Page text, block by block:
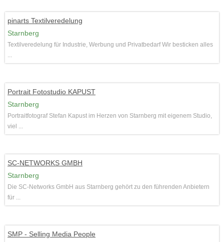
pinarts Textilveredelung
Starnberg
Textilveredelung für Industrie, Werbung und Privatbedarf Wir besticken alles
...
Portrait Fotostudio KAPUST
Starnberg
Portraitfotograf Stefan Kapust im Herzen von Starnberg mit eigenem Studio,
viel ...
SC-NETWORKS GMBH
Starnberg
Die SC-Networks GmbH aus Starnberg gehört zu den führenden Anbietern
für ...
SMP - Selling Media People